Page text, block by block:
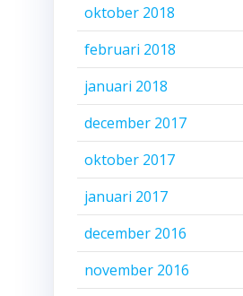
oktober 2018
februari 2018
januari 2018
december 2017
oktober 2017
januari 2017
december 2016
november 2016